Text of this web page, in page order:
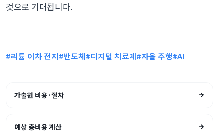
것으로 기대됩니다.
#리튬 이차 전지#반도체#디지털 치료제#자율 주행#AI
가출원 비용·절차
예상 총비용 계산